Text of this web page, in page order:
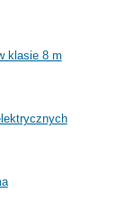
klasie 8 m